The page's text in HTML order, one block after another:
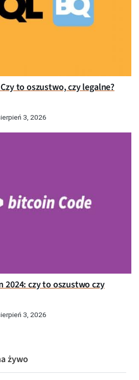
to oszustwo, czy legalne?
3, 2026
2024: czy to oszustwo czy
3, 2026
żywo